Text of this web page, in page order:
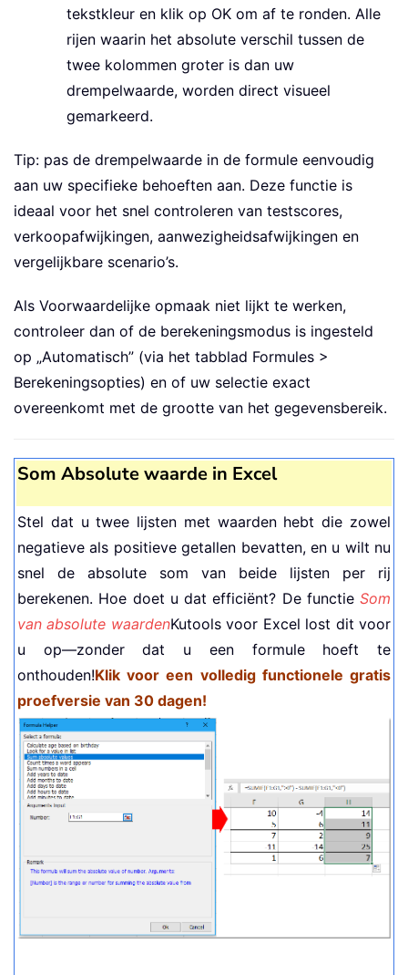
tekstkleur en klik op OK om af te ronden. Alle
rijen waarin het absolute verschil tussen de
twee kolommen groter is dan uw
drempelwaarde, worden direct visueel
gemarkeerd.
Tip: pas de drempelwaarde in de formule eenvoudig
aan uw specifieke behoeften aan. Deze functie is
ideaal voor het snel controleren van testscores,
verkoopafwijkingen, aanwezigheidsafwijkingen en
vergelijkbare scenario’s.
Als Voorwaardelijke opmaak niet lijkt te werken,
controleer dan of de berekeningsmodus is ingesteld
op „Automatisch” (via het tabblad Formules >
Berekeningsopties) en of uw selectie exact
overeenkomt met de grootte van het gegevensbereik.
Som Absolute waarde in Excel
Stel dat u twee lijsten met waarden hebt die zowel
negatieve als positieve getallen bevatten, en u wilt nu
snel de absolute som van beide lijsten per rij
berekenen. Hoe doet u dat efficiënt? De functie Som
van absolute waardenKutools voor Excel lost dit voor
u op—zonder dat u een formule hoeft te
onthouden!Klik voor een volledig functionele gratis
proefversie van 30 dagen!